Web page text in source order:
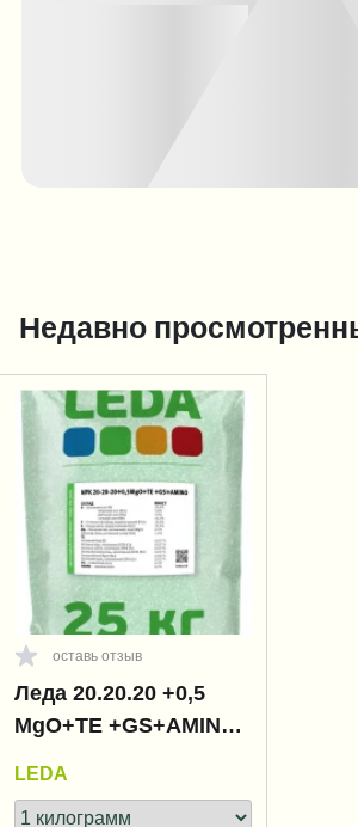
Недавно
оставь отзыв
Леда 20.20.20 +0,5
MgO+ТЕ +GS+AMINO /
LEDA